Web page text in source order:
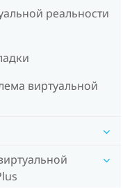
реальности
виртуальной